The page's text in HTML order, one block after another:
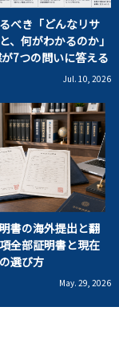
べき「どんなリサ
、何がわかるのか」
7つの問いに答える
Jul. 10, 2026
書の海外提出と翻
全部証明書と現在
選び方
May. 29, 2026